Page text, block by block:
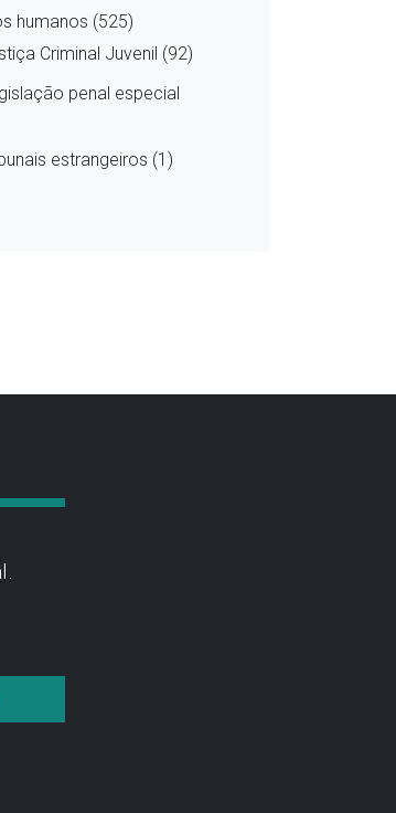
humanos (525)
Criminal Juvenil (92)
penal especial
estrangeiros (1)